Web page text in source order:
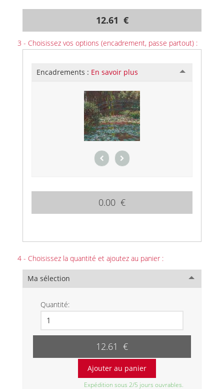
12.61 €
3 - Choisissez vos options (encadrement, passe partout) :
Encadrements : En savoir plus
0.00 €
4 - Choisissez la quantité et ajoutez au panier :
Ma sélection
Quantité:
12.61 €
Expédition sous 2/5 jours ouvrables.